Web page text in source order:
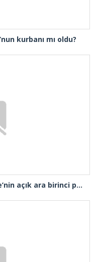
kurbanı mı oldu?
Cumhurbaşkanı Erdoğan: “Türkiye’nin açık ara birinci partisiyiz”